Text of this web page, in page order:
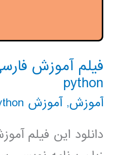
فیلم آموزش
python
آموزش,آموزش python
دانلود این فیلم